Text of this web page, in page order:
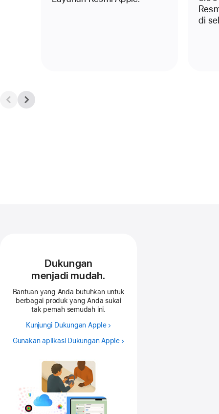
di
Dukungan
menjadi mudah.
Bantuan yang Anda butuhkan untuk
berbagai produk yang Anda sukai
tak pernah semudah ini.
Kunjungi Dukungan Apple
Gunakan aplikasi Dukungan Apple